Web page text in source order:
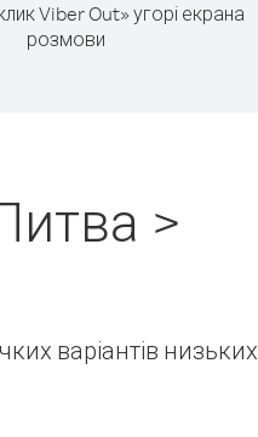
Viber Out» угорі екрана
розмови
>
варіантів низьких